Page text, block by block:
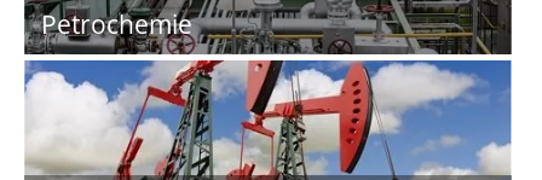
Petrochemie